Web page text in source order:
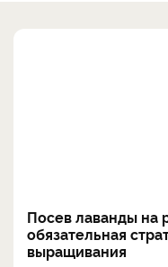
Посев лаванды на
обязательная
выращивания